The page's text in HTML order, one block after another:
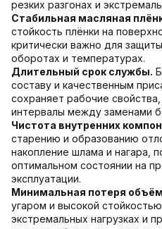
резких разгонах и
Стабильная масляная
стойкость плёнки на
критически важно для
оборотах и температурах.
Длительный срок службы.
составу и качественным
сохраняет рабочие
интервалы между заменами
Чистота внутренних
старению и образованию
накопление шлама и нагара,
оптимальном состоянии на
эксплуатации.
Минимальная потеря
угаром и высокой
экстремальных нагрузках и